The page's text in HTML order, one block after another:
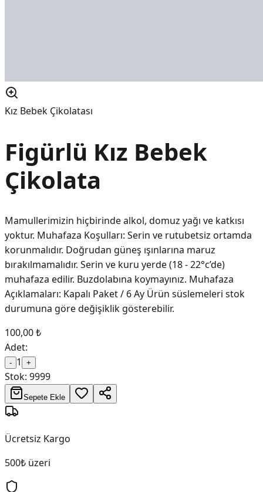
Kız Bebek Çikolatası
Figürlü Kız Bebek
Çikolata
Mamullerimizin hiçbirinde alkol, domuz yağı ve katkısı
yoktur. Muhafaza Koşulları: Serin ve rutubetsiz ortamda
korunmalıdır. Doğrudan güneş ışınlarına maruz
bırakılmamalıdır. Serin ve kuru yerde (18 - 22°c’de)
muhafaza edilir. Buzdolabına koymayınız. Muhafaza
Açıklamaları: Kapalı Paket / 6 Ay Ürün süslemeleri stok
durumuna göre değişiklik gösterebilir.
100,00 ₺
Adet:
- 1 +
Stok: 9999
Sepete Ekle
Ücretsiz Kargo
500₺ üzeri